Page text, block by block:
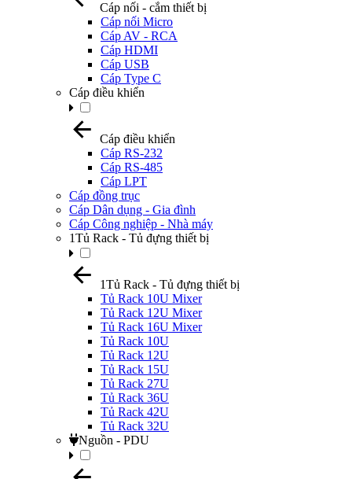
Cáp nối - cắm thiết bị
Cáp nối Micro
Cáp AV - RCA
Cáp HDMI
Cáp USB
Cáp Type C
Cáp điều khiển
Cáp điều khiển
Cáp RS-232
Cáp RS-485
Cáp LPT
Cáp đồng trục
Cáp Dân dụng - Gia đình
Cáp Công nghiệp - Nhà máy
1Tủ Rack - Tủ đựng thiết bị
1Tủ Rack - Tủ đựng thiết bị
Tủ Rack 10U Mixer
Tủ Rack 12U Mixer
Tủ Rack 16U Mixer
Tủ Rack 10U
Tủ Rack 12U
Tủ Rack 15U
Tủ Rack 27U
Tủ Rack 36U
Tủ Rack 42U
Tủ Rack 32U
Nguồn - PDU